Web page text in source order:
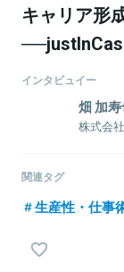
キャリア形
インタビュイー
畑 加
株式会
争した結果、複雑
拭えない。これら
学部（数学専攻）
保険数理に関す
関連タグ
生産性・仕事